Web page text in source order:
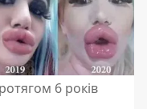
6 років